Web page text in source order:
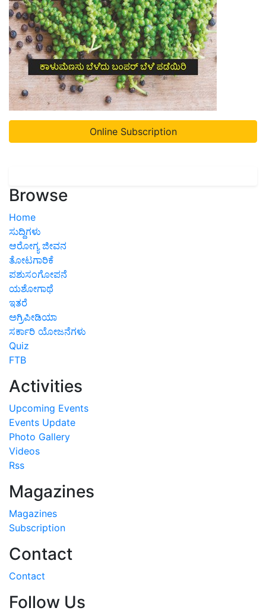
Online Subscription
Browse
Home
ಸುದ್ದಿಗಳು
ಆರೋಗ್ಯ ಜೀವನ
ತೋಟಗಾರಿಕೆ
ಪಶುಸಂಗೋಪನೆ
ಯಶೋಗಾಥೆ
ಇತರೆ
ಅಗ್ರಿಪೀಡಿಯಾ
ಸರ್ಕಾರಿ ಯೋಜನೆಗಳು
Quiz
FTB
Activities
Upcoming Events
Events Update
Photo Gallery
Videos
Rss
Magazines
Magazines
Subscription
Contact
Contact
Follow Us